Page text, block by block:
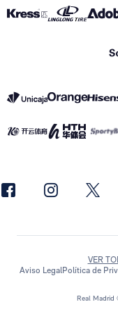
Real Madrid
VER
Aviso LegalPolítica de